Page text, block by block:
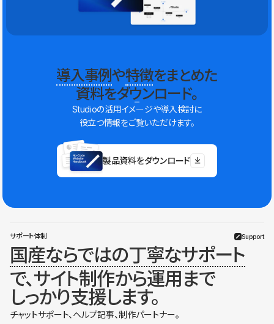
導入事例や特徴をまとめた
資料をダウンロード。
Studioの活用イメージや導入検討に
役立つ情報をご覧いただけます。
製品資料をダウンロード
サポート体制 Support
国産ならではの丁寧なサポート
で、サイト制作から運用まで
しっかり支援します。
チャットサポート、ヘルプ記事、制作パートナー。